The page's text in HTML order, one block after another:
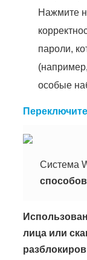
Нажмите
пароли,
особые
Система
лица или